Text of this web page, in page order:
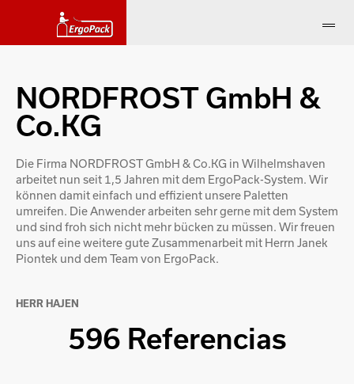
NORDFROST GmbH &
Co.KG
Die Firma NORDFROST GmbH & Co.KG in Wilhelmshaven
arbeitet nun seit 1,5 Jahren mit dem ErgoPack-System. Wir
können damit einfach und effizient unsere Paletten
umreifen. Die Anwender arbeiten sehr gerne mit dem System
und sind froh sich nicht mehr bücken zu müssen. Wir freuen
uns auf eine weitere gute Zusammenarbeit mit Herrn Janek
Piontek und dem Team von ErgoPack.
HERR HAJEN
596 Referencias